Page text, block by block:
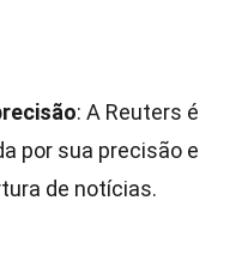
: A Reuters é
por sua precisão e
de notícias.